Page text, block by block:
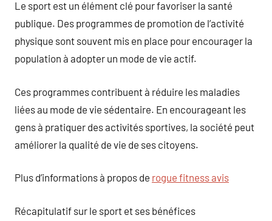
Le sport est un élément clé pour favoriser la santé
publique. Des programmes de promotion de l’activité
physique sont souvent mis en place pour encourager la
population à adopter un mode de vie actif.
Ces programmes contribuent à réduire les maladies
liées au mode de vie sédentaire. En encourageant les
gens à pratiquer des activités sportives, la société peut
améliorer la qualité de vie de ses citoyens.
Plus d’informations à propos de rogue fitness avis
Récapitulatif sur le sport et ses bénéfices